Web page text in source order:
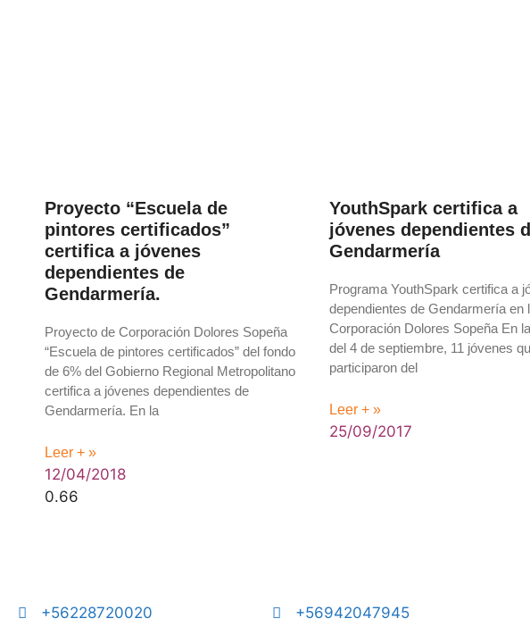
Proyecto “Escuela de
pintores certificados”
certifica a jóvenes
dependientes de
Gendarmería.
Proyecto de Corporación Dolores Sopeña
“Escuela de pintores certificados” del fondo
de 6% del Gobierno Regional Metropolitano
certifica a jóvenes dependientes de
Gendarmería. En la
Leer + »
12/04/2018
YouthSpark certifica a
jóvenes dependientes
Gendarmería
Programa YouthSpark certifica a
dependientes de Gendarmería en
Corporación Dolores Sopeña En
del 4 de septiembre, 11 jóvenes
participaron del
Leer + »
25/09/2017
+56228720020 +56942047945